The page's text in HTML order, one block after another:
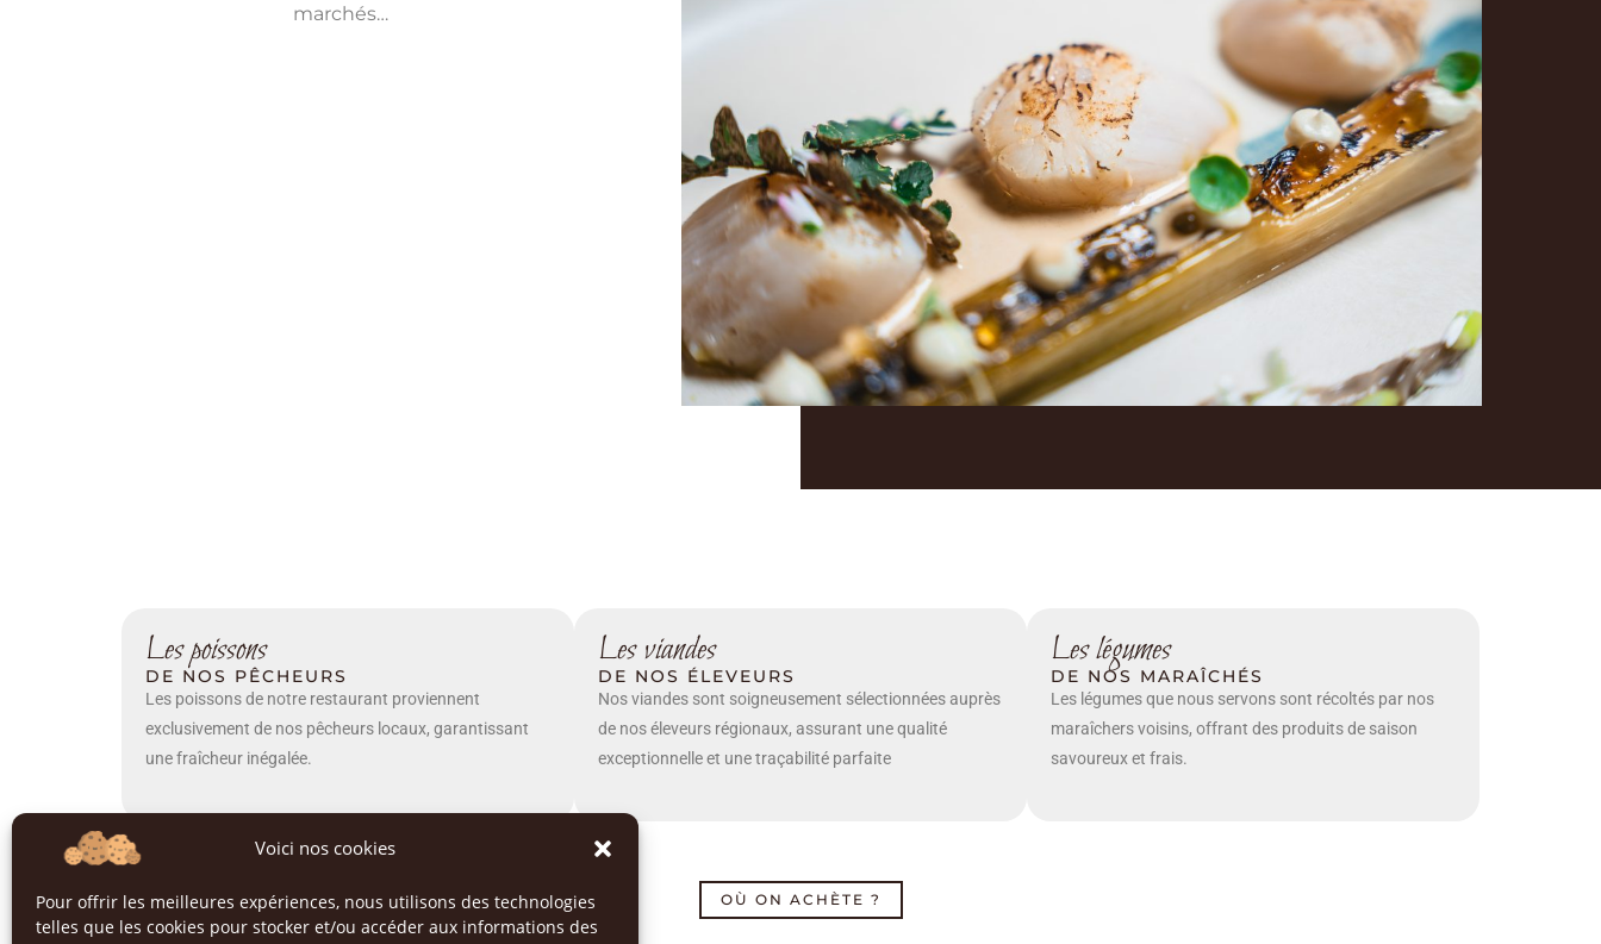
Voici nos cookies
Pour offrir les meilleures expériences, nous utilisons des technologies
telles que les cookies pour stocker et/ou accéder aux informations des
marchés…
Les poissons
DE NOS PÊCHEURS
Les poissons de notre restaurant proviennent
exclusivement de nos pêcheurs locaux, garantissant
une fraîcheur inégalée.
Les viandes
DE NOS ÉLEVEURS
Nos viandes sont soigneusement sélectionnées auprès
de nos éleveurs régionaux, assurant une qualité
exceptionnelle et une traçabilité parfaite
Les légumes
DE NOS MARAÎCHÉS
Les légumes que nous servons sont récoltés par nos
maraîchers voisins, offrant des produits de saison
savoureux et frais.
OÙ ON ACHÈTE ?